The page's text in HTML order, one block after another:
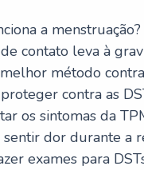
a menstruação?
contato leva à
método
contra as
os sintomas da
dor durante a
exames para